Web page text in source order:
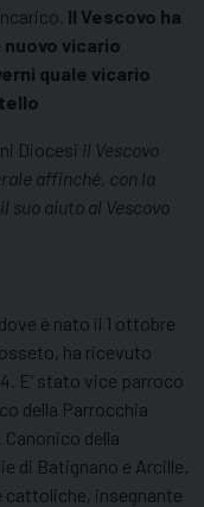
Il Vescovo ha
nuovo vicario
quale vicario
Diocesi il Vescovo
affinché, con la
suo aiuto al Vescovo
dove è nato il 1 ottobre
ha ricevuto
E’ stato vice parroco
della Parrocchia
della
di Batignano e Arcille.
cattoliche, insegnante